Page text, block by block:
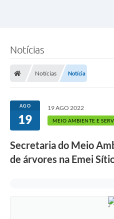
Notícias
Notícias Notícia
AGO
19
19 AGO 2022
MEIO AMBIENTE E
Secretaria do Meio
de árvores na Emei